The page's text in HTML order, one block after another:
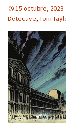
15 octubre, 2023
Detective, Tom